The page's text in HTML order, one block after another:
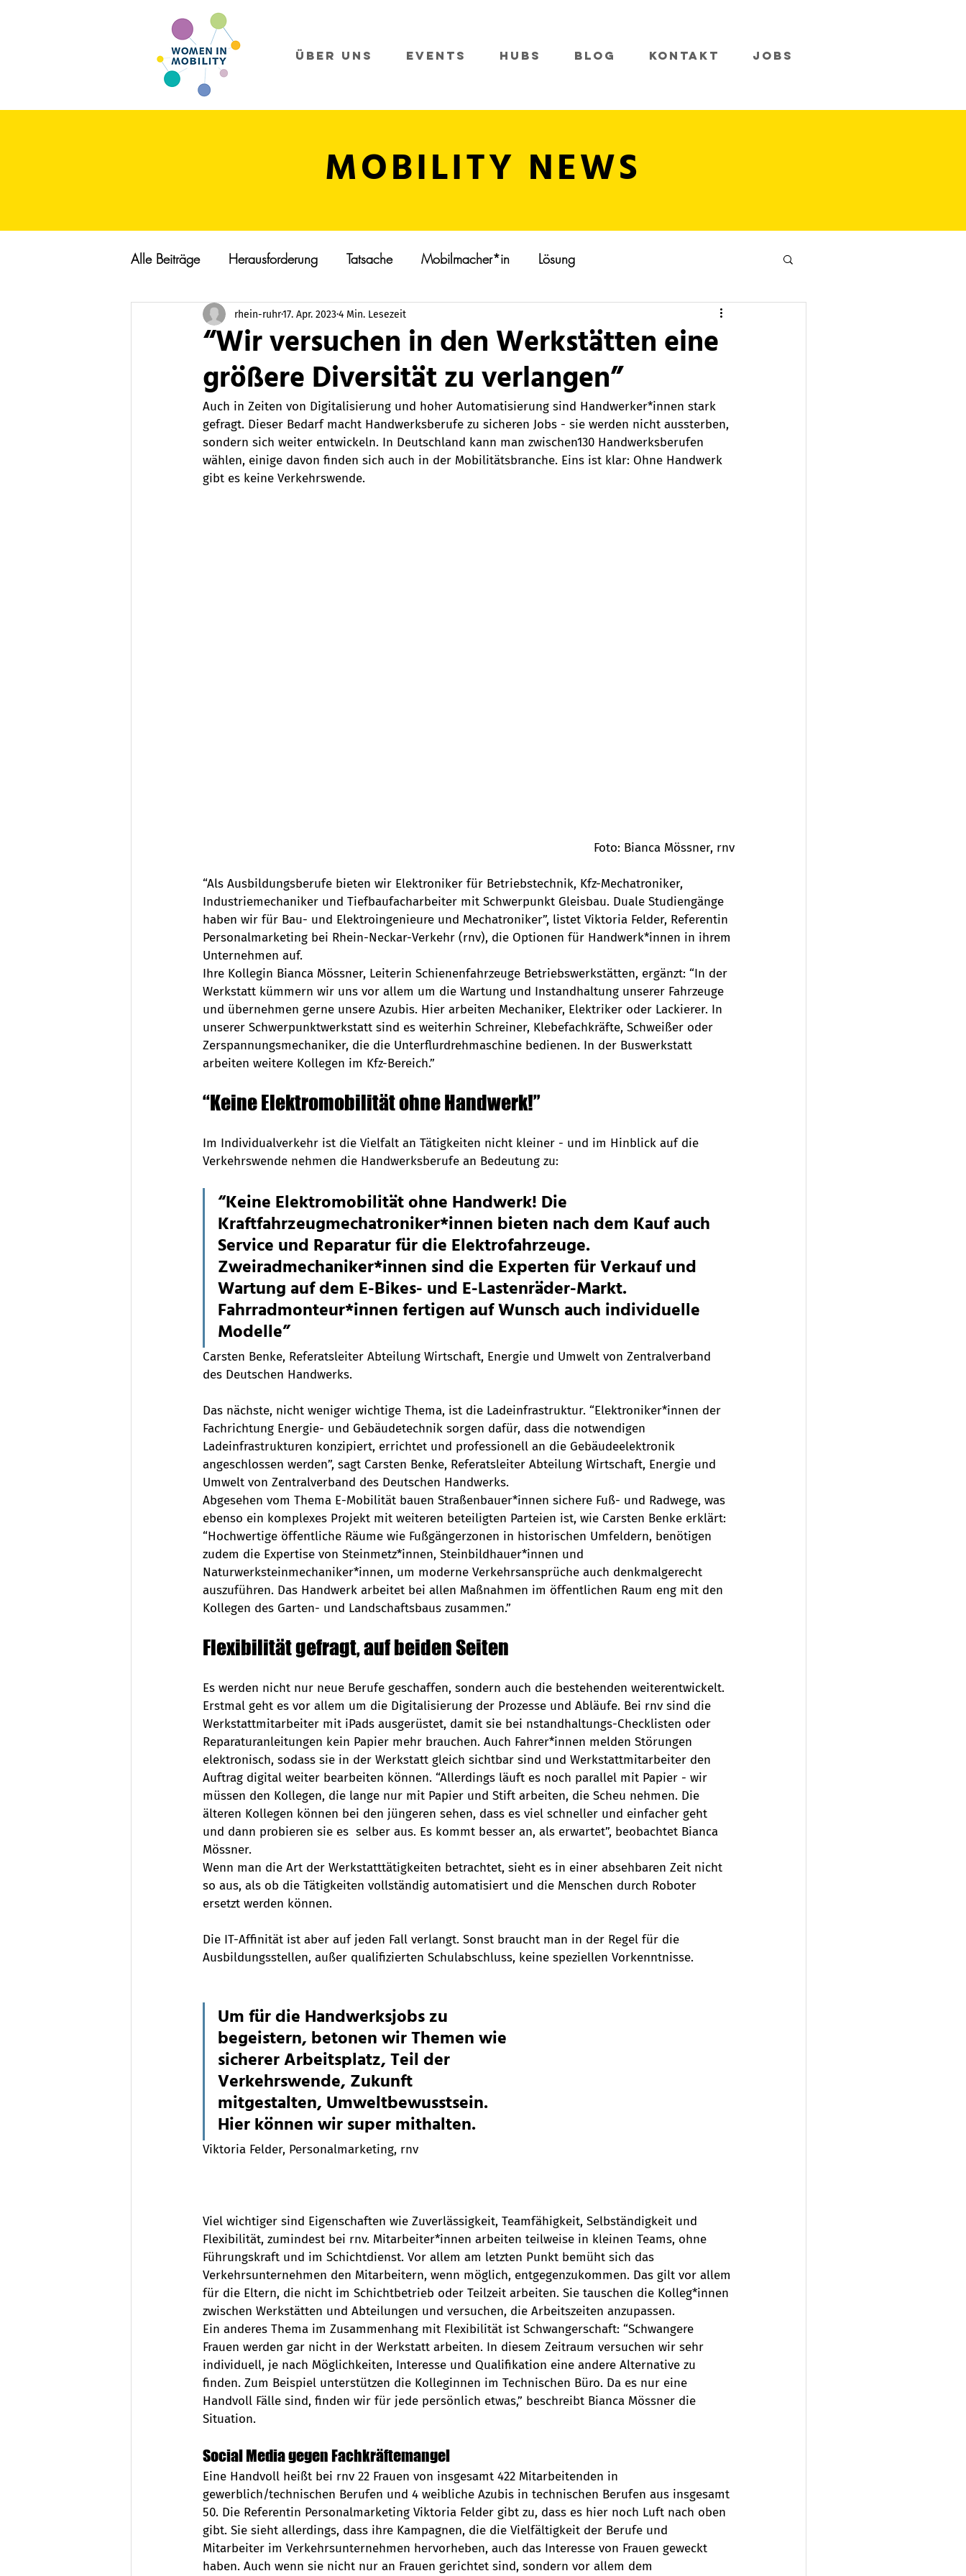
Über Uns Events Hubs Blog Kontakt Jobs
Alle Beiträge Herausforderung Tatsache Mobilmacher*in Lösung
“Wir versuchen in den Werkstätten eine
größere Diversität zu verlangen”
rhein-ruhr17. Apr. 20234 Min. Lesezeit
Auch in Zeiten von Digitalisierung und hoher Automatisierung sind Handwerker*innen stark
gefragt. Dieser Bedarf macht Handwerksberufe zu sicheren Jobs - sie werden nicht aussterben,
sondern sich weiter entwickeln. In Deutschland kann man zwischen130 Handwerksberufen
wählen, einige davon finden sich auch in der Mobilitätsbranche. Eins ist klar: Ohne Handwerk
gibt es keine Verkehrswende.
Foto: Bianca Mössner, rnv
“Als Ausbildungsberufe bieten wir Elektroniker für Betriebstechnik, Kfz-Mechatroniker,
Industriemechaniker und Tiefbaufacharbeiter mit Schwerpunkt Gleisbau. Duale Studiengänge
haben wir für Bau- und Elektroingenieure und Mechatroniker”, listet Viktoria Felder, Referentin
Personalmarketing bei Rhein-Neckar-Verkehr (rnv), die Optionen für Handwerk*innen in ihrem
Unternehmen auf.
Ihre Kollegin Bianca Mössner, Leiterin Schienenfahrzeuge Betriebswerkstätten, ergänzt: “In der
Werkstatt kümmern wir uns vor allem um die Wartung und Instandhaltung unserer Fahrzeuge
und übernehmen gerne unsere Azubis. Hier arbeiten Mechaniker, Elektriker oder Lackierer. In
unserer Schwerpunktwerkstatt sind es weiterhin Schreiner, Klebefachkräfte, Schweißer oder
Zerspannungsmechaniker, die die Unterflurdrehmaschine bedienen. In der Buswerkstatt
arbeiten weitere Kollegen im Kfz-Bereich.”
“Keine Elektromobilität ohne Handwerk!”
Im Individualverkehr ist die Vielfalt an Tätigkeiten nicht kleiner - und im Hinblick auf die
Verkehrswende nehmen die Handwerksberufe an Bedeutung zu:
“Keine Elektromobilität ohne Handwerk! Die
Kraftfahrzeugmechatroniker*innen bieten nach dem Kauf auch
Service und Reparatur für die Elektrofahrzeuge.
Zweiradmechaniker*innen sind die Experten für Verkauf und
Wartung auf dem E-Bikes- und E-Lastenräder-Markt.
Fahrradmonteur*innen fertigen auf Wunsch auch individuelle
Modelle”
Carsten Benke, Referatsleiter Abteilung Wirtschaft, Energie und Umwelt von Zentralverband
des Deutschen Handwerks.
Das nächste, nicht weniger wichtige Thema, ist die Ladeinfrastruktur. “Elektroniker*innen der
Fachrichtung Energie- und Gebäudetechnik sorgen dafür, dass die notwendigen
Ladeinfrastrukturen konzipiert, errichtet und professionell an die Gebäudeelektronik
angeschlossen werden”, sagt Carsten Benke, Referatsleiter Abteilung Wirtschaft, Energie und
Umwelt von Zentralverband des Deutschen Handwerks.
Abgesehen vom Thema E-Mobilität bauen Straßenbauer*innen sichere Fuß- und Radwege, was
ebenso ein komplexes Projekt mit weiteren beteiligten Parteien ist, wie Carsten Benke erklärt:
“Hochwertige öffentliche Räume wie Fußgängerzonen in historischen Umfeldern, benötigen
zudem die Expertise von Steinmetz*innen, Steinbildhauer*innen und
Naturwerksteinmechaniker*innen, um moderne Verkehrsansprüche auch denkmalgerecht
auszuführen. Das Handwerk arbeitet bei allen Maßnahmen im öffentlichen Raum eng mit den
Kollegen des Garten- und Landschaftsbaus zusammen.”
Flexibilität gefragt, auf beiden Seiten
Es werden nicht nur neue Berufe geschaffen, sondern auch die bestehenden weiterentwickelt.
Erstmal geht es vor allem um die Digitalisierung der Prozesse und Abläufe. Bei rnv sind die
Werkstattmitarbeiter mit iPads ausgerüstet, damit sie bei nstandhaltungs-Checklisten oder
Reparaturanleitungen kein Papier mehr brauchen. Auch Fahrer*innen melden Störungen
elektronisch, sodass sie in der Werkstatt gleich sichtbar sind und Werkstattmitarbeiter den
Auftrag digital weiter bearbeiten können. “Allerdings läuft es noch parallel mit Papier - wir
müssen den Kollegen, die lange nur mit Papier und Stift arbeiten, die Scheu nehmen. Die
älteren Kollegen können bei den jüngeren sehen, dass es viel schneller und einfacher geht
und dann probieren sie es  selber aus. Es kommt besser an, als erwartet”, beobachtet Bianca
Mössner.
Wenn man die Art der Werkstatttätigkeiten betrachtet, sieht es in einer absehbaren Zeit nicht
so aus, als ob die Tätigkeiten vollständig automatisiert und die Menschen durch Roboter
ersetzt werden können.
Die IT-Affinität ist aber auf jeden Fall verlangt. Sonst braucht man in der Regel für die
Ausbildungsstellen, außer qualifizierten Schulabschluss, keine speziellen Vorkenntnisse.
Um für die Handwerksjobs zu
begeistern, betonen wir Themen wie
sicherer Arbeitsplatz, Teil der
Verkehrswende, Zukunft
mitgestalten, Umweltbewusstsein.
Hier können wir super mithalten.
Viktoria Felder, Personalmarketing, rnv
Viel wichtiger sind Eigenschaften wie Zuverlässigkeit, Teamfähigkeit, Selbständigkeit und
Flexibilität, zumindest bei rnv. Mitarbeiter*innen arbeiten teilweise in kleinen Teams, ohne
Führungskraft und im Schichtdienst. Vor allem am letzten Punkt bemüht sich das
Verkehrsunternehmen den Mitarbeitern, wenn möglich, entgegenzukommen. Das gilt vor allem
für die Eltern, die nicht im Schichtbetrieb oder Teilzeit arbeiten. Sie tauschen die Kolleg*innen
zwischen Werkstätten und Abteilungen und versuchen, die Arbeitszeiten anzupassen.
Ein anderes Thema im Zusammenhang mit Flexibilität ist Schwangerschaft: “Schwangere
Frauen werden gar nicht in der Werkstatt arbeiten. In diesem Zeitraum versuchen wir sehr
individuell, je nach Möglichkeiten, Interesse und Qualifikation eine andere Alternative zu
finden. Zum Beispiel unterstützen die Kolleginnen im Technischen Büro. Da es nur eine
Handvoll Fälle sind, finden wir für jede persönlich etwas,” beschreibt Bianca Mössner die
Situation.
Social Media gegen Fachkräftemangel
Eine Handvoll heißt bei rnv 22 Frauen von insgesamt 422 Mitarbeitenden in
gewerblich/technischen Berufen und 4 weibliche Azubis in technischen Berufen aus insgesamt
50. Die Referentin Personalmarketing Viktoria Felder gibt zu, dass es hier noch Luft nach oben
gibt. Sie sieht allerdings, dass ihre Kampagnen, die die Vielfältigkeit der Berufe und
Mitarbeiter im Verkehrsunternehmen hervorheben, auch das Interesse von Frauen geweckt
haben. Auch wenn sie nicht nur an Frauen gerichtet sind, sondern vor allem dem
MOBILITY NEWS